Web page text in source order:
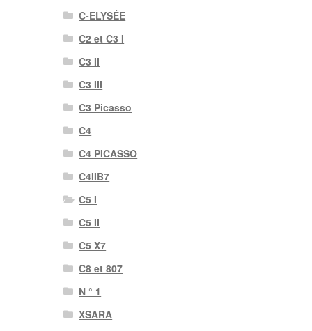
C-ELYSÉE
C2 et C3 I
C3 II
C3 III
C3 Picasso
C4
C4 PICASSO
C4IIB7
C5 I
C5 II
C5 X7
C8 et 807
N ° 1
XSARA